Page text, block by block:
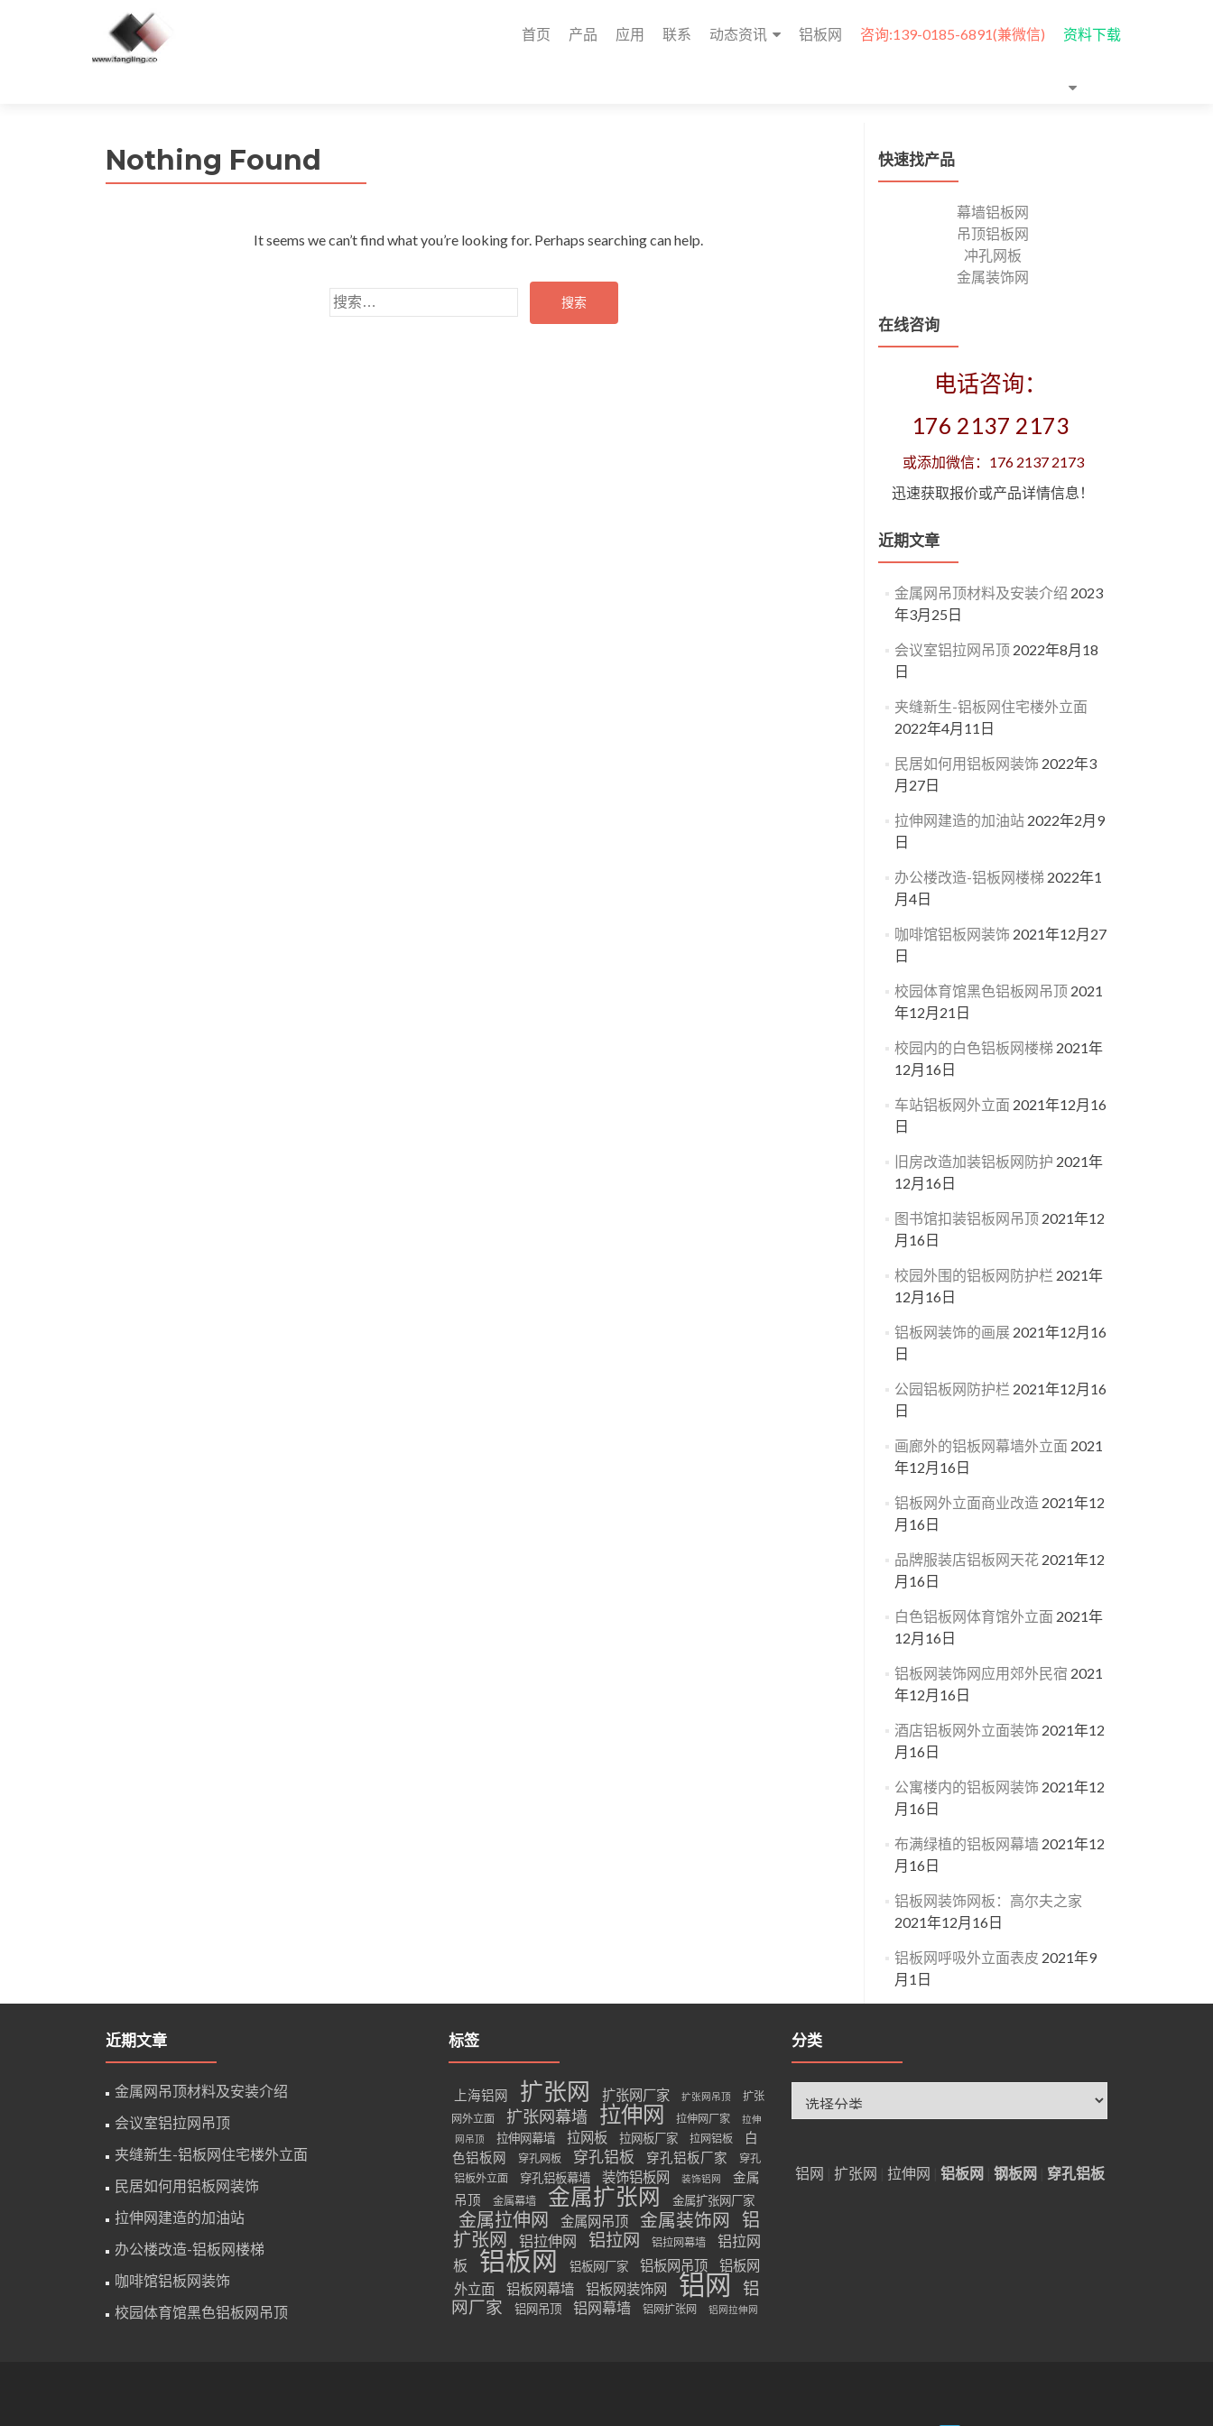
首页 产品 应用 联系 动态资讯 铝板网 咨询:139-0185-6891(兼微信) 资料下载
Nothing Found
It seems we can’t find what you’re looking for. Perhaps searching can help.
搜
索：
快速找产品
幕墙铝板网
吊顶铝板网
冲孔网板
金属装饰网
在线咨询
电话咨询：
176 2137 2173
或添加微信：176 2137 2173
迅速获取报价或产品详情信息！
近期文章
金属网吊顶材料及安装介绍 2023
年3月25日
会议室铝拉网吊顶 2022年8月18
日
夹缝新生-铝板网住宅楼外立面
2022年4月11日
民居如何用铝板网装饰 2022年3
月27日
拉伸网建造的加油站 2022年2月9
日
办公楼改造-铝板网楼梯 2022年1
月4日
咖啡馆铝板网装饰 2021年12月27
日
校园体育馆黑色铝板网吊顶 2021
年12月21日
校园内的白色铝板网楼梯 2021年
12月16日
车站铝板网外立面 2021年12月16
日
旧房改造加装铝板网防护 2021年
12月16日
图书馆扣装铝板网吊顶 2021年12
月16日
校园外围的铝板网防护栏 2021年
12月16日
铝板网装饰的画展 2021年12月16
日
公园铝板网防护栏 2021年12月16
日
画廊外的铝板网幕墙外立面 2021
年12月16日
铝板网外立面商业改造 2021年12
月16日
品牌服装店铝板网天花 2021年12
月16日
白色铝板网体育馆外立面 2021年
12月16日
铝板网装饰网应用郊外民宿 2021
年12月16日
酒店铝板网外立面装饰 2021年12
月16日
公寓楼内的铝板网装饰 2021年12
月16日
布满绿植的铝板网幕墙 2021年12
月16日
铝板网装饰网板：高尔夫之家
2021年12月16日
铝板网呼吸外立面表皮 2021年9
月1日
近期文章
金属网吊顶材料及安装介绍
会议室铝拉网吊顶
夹缝新生-铝板网住宅楼外立面
民居如何用铝板网装饰
拉伸网建造的加油站
办公楼改造-铝板网楼梯
咖啡馆铝板网装饰
校园体育馆黑色铝板网吊顶
标签
上海铝网 扩张网 扩张网厂家 扩张网吊顶
扩张
网外立面
扩张网幕墙 拉伸网 拉伸网厂家
拉伸
网吊顶
拉伸网幕墙 拉网板 拉网板厂家 拉网铝板
白
色铝板网
穿孔网板 穿孔铝板 穿孔铝板厂家
穿孔
铝板外立面
穿孔铝板幕墙 装饰铝板网 装饰铝网
金属
吊顶
金属幕墙 金属扩张网 金属扩张网厂家
金属拉伸网 金属网吊顶 金属装饰网
铝
扩张网
铝拉伸网 铝拉网 铝拉网幕墙
铝拉网
板
铝板网 铝板网厂家 铝板网吊顶
铝板网
外立面
铝板网幕墙 铝板网装饰网 铝网
铝
网厂家
铝网吊顶 铝网幕墙 铝网扩张网 铝网拉伸网
分类
铝网 扩张网 拉伸网 铝板网 钢板网 穿孔铝板